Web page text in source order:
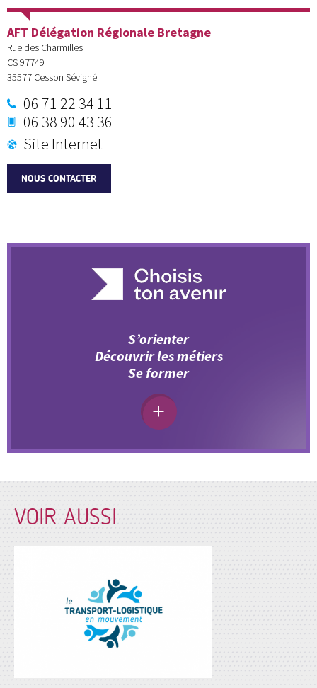
AFT Délégation Régionale Bretagne
Rue des Charmilles
CS 97749
35577 Cesson Sévigné
06 71 22 34 11
06 38 90 43 36
Site Internet
NOUS CONTACTER
S’orienter
Découvrir les métiers
Se former
VOIR AUSSI